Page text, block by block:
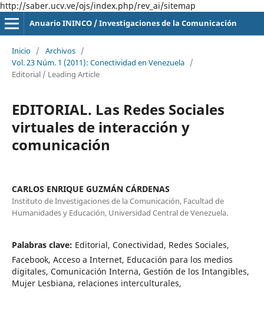
http://saber.ucv.ve/ojs/index.php/rev_ai/sitemap
Anuario ININCO / Investigaciones de la Comunicación
Inicio / Archivos /
Vol. 23 Núm. 1 (2011): Conectividad en Venezuela /
Editorial / Leading Article
EDITORIAL. Las Redes Sociales
virtuales de interacción y
comunicación
CARLOS ENRIQUE GUZMÁN CÁRDENAS
Instituto de Investigaciones de la Comunicación, Facultad de
Humanidades y Educación, Universidad Central de Venezuela.
Palabras clave: Editorial, Conectividad, Redes Sociales,
Facebook, Acceso a Internet, Educación para los medios
digitales, Comunicación Interna, Gestión de los Intangibles,
Mujer Lesbiana, relaciones interculturales,